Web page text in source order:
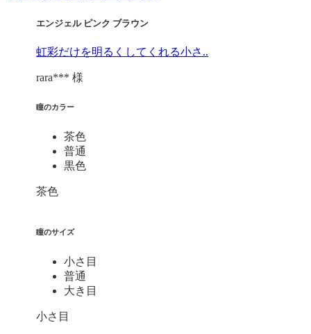
エンジェル ピンク ブラウン
虹彩だけを明るくしてくれる小さ..
rara*** 様
瞳のカラー
茶色
普通
黒色
茶色
瞳のサイズ
小さ目
普通
大き目
小さ目